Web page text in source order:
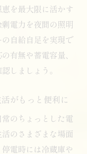
を最大限に活かす
電力を夜間の照明
自給自足を実現で
有無や蓄電容量、
しましょう。
がもっと便利に
のちょっとした電
のさまざまな場面
電時には冷蔵庫や